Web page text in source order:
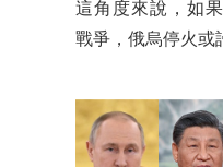
這角度來說，如
戰爭，俄烏停火或